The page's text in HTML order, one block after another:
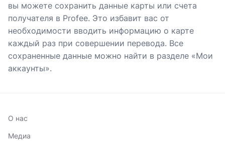
вы можете сохранить данные карты или счета
получателя в Profee. Это избавит вас от
необходимости вводить информацию о карте
каждый раз при совершении перевода. Все
сохраненные данные можно найти в разделе «Мои
аккаунты».
О нас
Медиа